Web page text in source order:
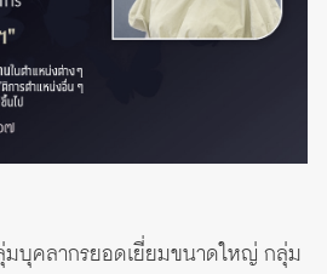
มบุคลากรยอดเยี่ยมขนาดใหญ่ กลุ่ม